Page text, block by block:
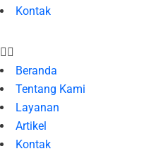
Kontak
Beranda
Tentang Kami
Layanan
Artikel
Kontak